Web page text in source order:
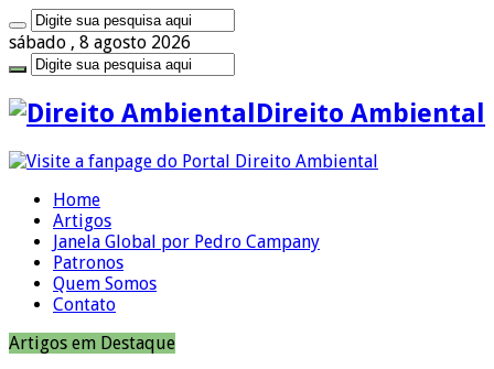
sábado , 8 agosto 2026
Direito Ambiental
Home
Artigos
Janela Global por Pedro Campany
Patronos
Quem Somos
Contato
Artigos em Destaque